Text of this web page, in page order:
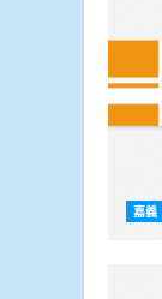
嘉義